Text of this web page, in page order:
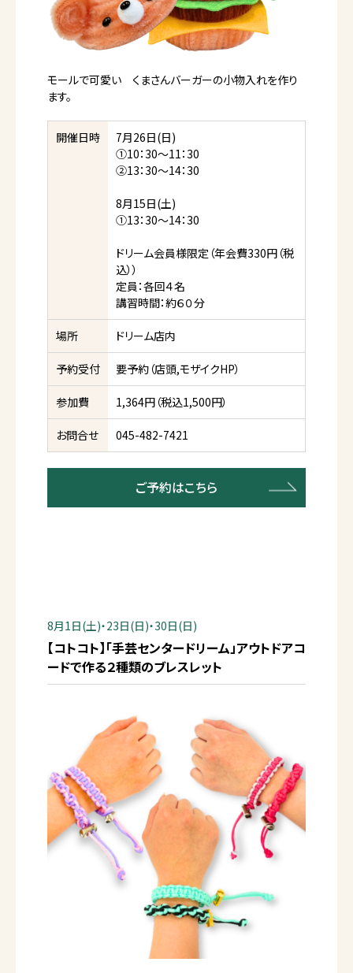
モールで可愛い くまさんバーガーの小物入れを作り
ます。
開催日時
7月26日(日)
①10：30～11：30
②13：30～14：30
8月15日(土)
①13：30～14：30
ドリーム会員様限定（年会費330円（税
込））
定員：各回４名
講習時間：約６０分
場所 ドリーム店内
予約受付 要予約（店頭,モザイクHP）
参加費 1,364円（税込1,500円）
お問合せ 045-482-7421
ご予約はこちら
8月1日(土)・23日(日)・30日(日)
【コトコト】「手芸センタードリーム」アウトドアコ
ードで作る２種類のブレスレット